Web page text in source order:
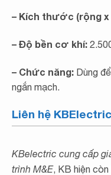
– Kích thước (rộng x
– Độ bền cơ khí:
– Chức năng: Dùng
ngắn mạch.
Liên hệ KBElectric
KBelectric cung cấp
trình M&E, KB hiện còn